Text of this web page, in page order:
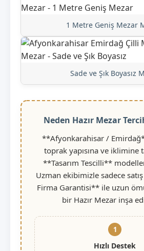
1 Metre Geniş Mezar
Sade ve Şık Boyasız
Neden Hazır Mezar
**Afyonkarahisar /
toprak yapısına ve iklimine
**Tasarım Tescilli**
Uzman ekibimizle sadece
Firma Garantisi** ile uzun
bir Hazır Mezar inşa
1
Hızlı Destek